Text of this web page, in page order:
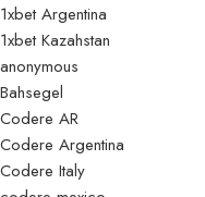
1xbet Argentina
1xbet Kazahstan
anonymous
Bahsegel
Codere AR
Codere Argentina
Codere Italy